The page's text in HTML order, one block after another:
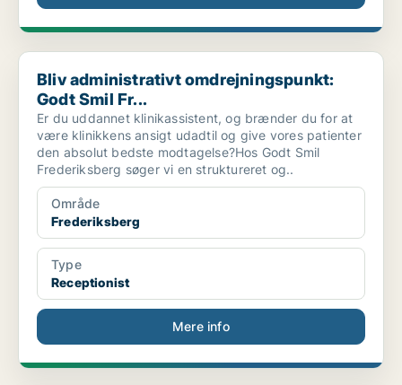
Bliv administrativt omdrejningspunkt: Godt Smil Fr...
Bliv administrativt omdrejningspunkt:
Godt Smil Fr...
Er du uddannet klinikassistent, og brænder du for at
være klinikkens ansigt udadtil og give vores patienter
den absolut bedste modtagelse?Hos Godt Smil
Frederiksberg søger vi en struktureret og..
Område
Frederiksberg
Type
Receptionist
Mere info